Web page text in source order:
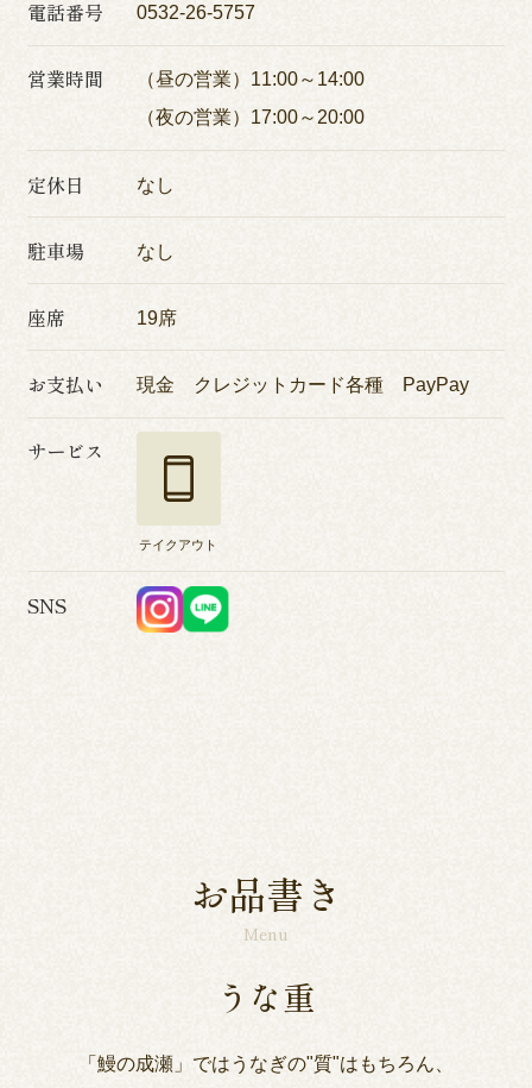
電話番号 0532-26-5757
営業時間
（昼の営業）11:00～14:00
（夜の営業）17:00～20:00
定休日 なし
駐車場 なし
座席 19席
お支払い 現金 クレジットカード各種 PayPay
サービス
テイクアウト
SNS
お品書き
Menu
うな重
「鰻の成瀬」ではうなぎの"質"はもちろん、